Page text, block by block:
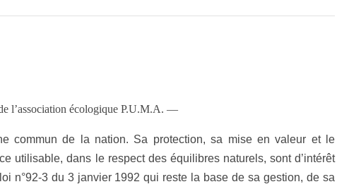
l’association écologique P.U.M.A. —
commun de la nation. Sa protection, sa mise en valeur et le
utilisable, dans le respect des équilibres naturels, sont d’intérêt
n°92-3 du 3 janvier 1992 qui reste la base de sa gestion, de sa